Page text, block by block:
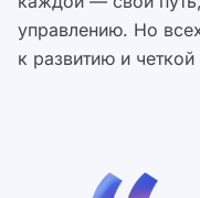
управлению. Но
к развитию и